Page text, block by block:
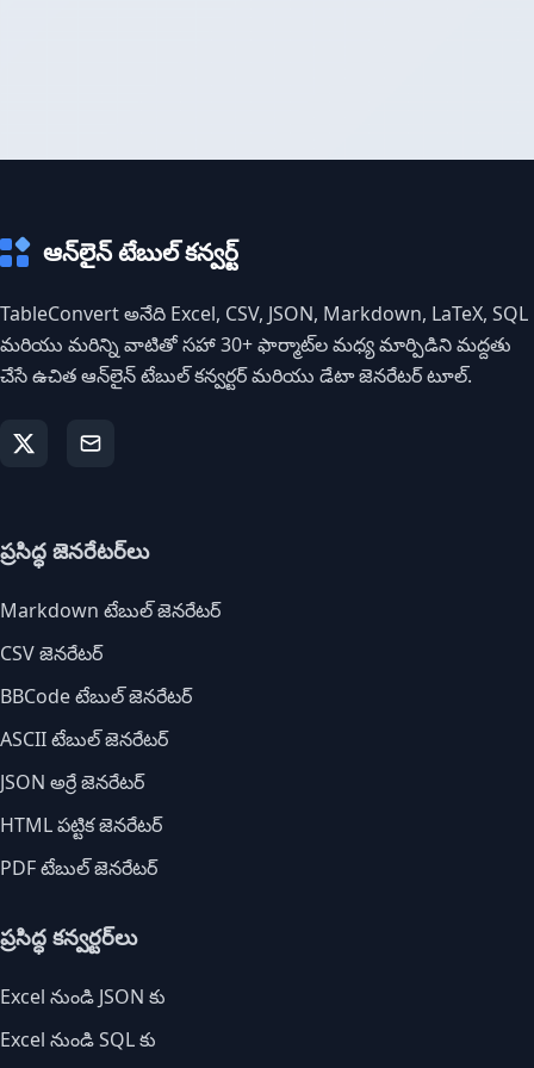
ఆన్‌లైన్ టేబుల్ కన్వర్ట్
TableConvert అనేది Excel, CSV, JSON, Markdown, LaTeX, SQL
మరియు మరిన్ని వాటితో సహా 30+ ఫార్మాట్‌ల మధ్య మార్పిడిని మద్దతు
చేసే ఉచిత ఆన్‌లైన్ టేబుల్ కన్వర్టర్ మరియు డేటా జెనరేటర్ టూల్.
ప్రసిద్ధ జెనరేటర్‌లు
Markdown టేబుల్ జెనరేటర్
CSV జెనరేటర్
BBCode టేబుల్ జెనరేటర్
ASCII టేబుల్ జెనరేటర్
JSON అర్రే జెనరేటర్
HTML పట్టిక జెనరేటర్
PDF టేబుల్ జెనరేటర్
ప్రసిద్ధ కన్వర్టర్‌లు
Excel నుండి JSON కు
Excel నుండి SQL కు